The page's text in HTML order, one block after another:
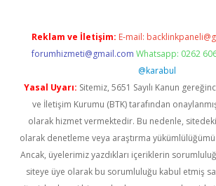
Reklam ve İletişim: E-mail:
forumhizmeti@gmail.com Whatsapp: 0262
@karabul
Yasal Uyarı: Sitemiz, 5651 Sayılı Kanun
ve İletişim Kurumu (BTK) tarafından
olarak hizmet vermektedir. Bu nedenle,
olarak denetleme veya araştırma
Ancak, üyelerimiz yazdıkları içeriklerin
siteye üye olarak bu sorumluluğu kabul etmiş